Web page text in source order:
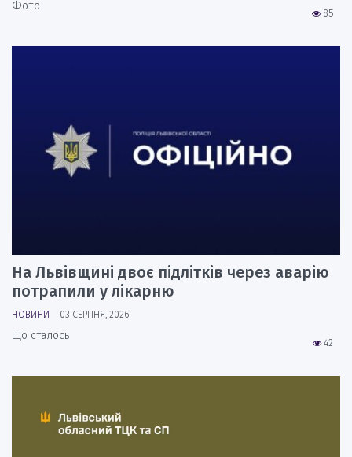
85
Фото
На Львівщині двоє підлітків через аварію
потрапили у лікарню
НОВИНИ 03 СЕРПНЯ, 2026
42
Що сталось